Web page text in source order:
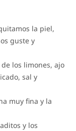
la piel,
guste y
los limones, ajo
sal y
muy fina y la
y los